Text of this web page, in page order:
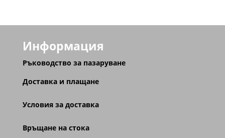
Информация
Ръководство за пазаруване
Доставка и плащане
Условия за доставка
Връщане на стока